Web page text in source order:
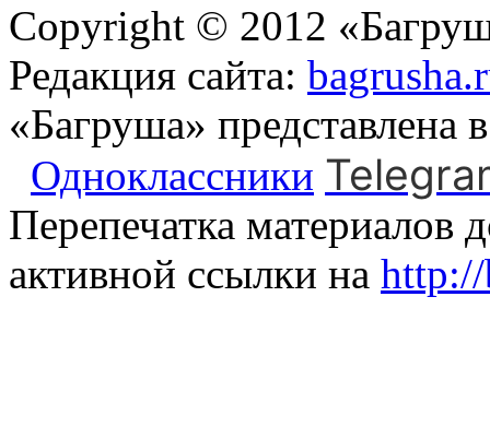
Copyright © 2012
Редакция сайта:
«Багруша» представлена
Одноклассники
Перепечатка материалов
активной ссылки на http://